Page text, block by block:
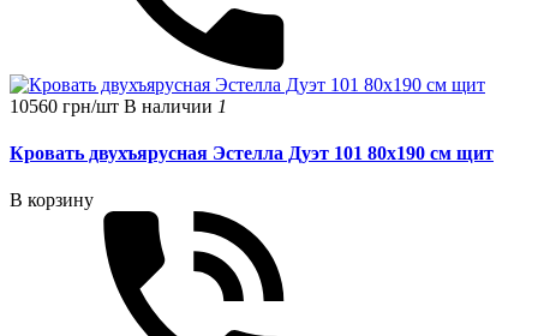
10560 грн/шт В наличии 1
Кровать двухъярусная Эстелла Дуэт 101 80x190 см щит
В корзину